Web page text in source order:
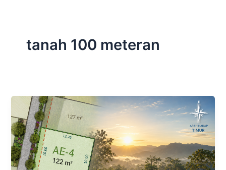
tanah 100 meteran